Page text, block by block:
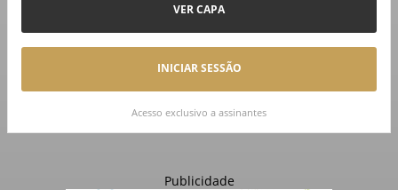
VER CAPA
INICIAR SESSÃO
Acesso exclusivo a assinantes
Publicidade